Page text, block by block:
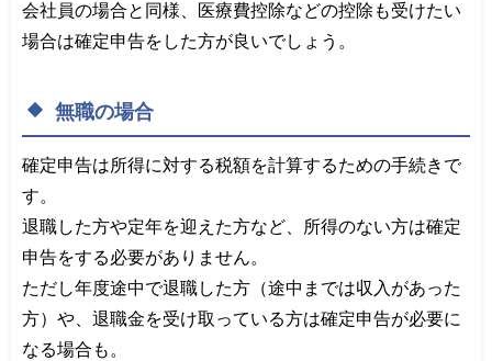
会社員の場合と同様、医療費控除などの控除も受けたい
場合は確定申告をした方が良いでしょう。
無職の場合
確定申告は所得に対する税額を計算するための手続きで
す。
退職した方や定年を迎えた方など、所得のない方は確定
申告をする必要がありません。
ただし年度途中で退職した方（途中までは収入があった
方）や、退職金を受け取っている方は確定申告が必要に
なる場合も。